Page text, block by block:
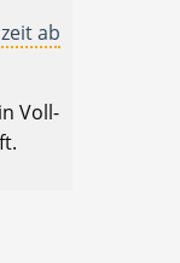
ab
Voll-